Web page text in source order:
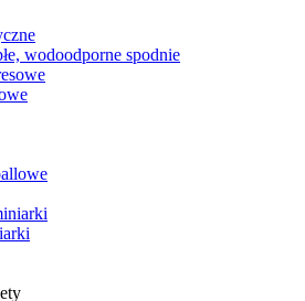
wodoodporne spodnie